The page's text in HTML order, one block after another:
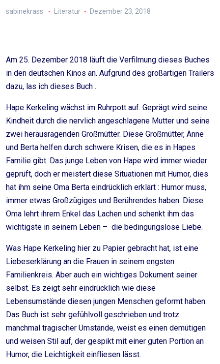
sabinekrass Literatur Dezember 23, 2018
Am 25. Dezember 2018 läuft die Verfilmung dieses Buches
in den deutschen Kinos an. Aufgrund des großartigen Trailers
dazu, las ich dieses Buch .
Hape Kerkeling wächst im Ruhrpott auf. Geprägt wird seine
Kindheit durch die nervlich angeschlagene Mutter und seine
zwei herausragenden Großmütter. Diese Großmütter, Änne
und Berta helfen durch schwere Krisen, die es in Hapes
Familie gibt. Das junge Leben von Hape wird immer wieder
geprüft, doch er meistert diese Situationen mit Humor, dies
hat ihm seine Oma Berta eindrücklich erklärt : Humor muss,
immer etwas Großzügiges und Berührendes haben. Diese
Oma lehrt ihrem Enkel das Lachen und schenkt ihm das
wichtigste in seinem Leben – die bedingungslose Liebe.
Was Hape Kerkeling hier zu Papier gebracht hat, ist eine
Liebeserklärung an die Frauen in seinem engsten
Familienkreis. Aber auch ein wichtiges Dokument seiner
selbst. Es zeigt sehr eindrücklich wie diese
Lebensumstände diesen jungen Menschen geformt haben.
Das Buch ist sehr gefühlvoll geschrieben und trotz
manchmal tragischer Umstände, weist es einen demütigen
und weisen Stil auf, der gespikt mit einer guten Portion an
Humor, die Leichtigkeit einfliesen lässt.